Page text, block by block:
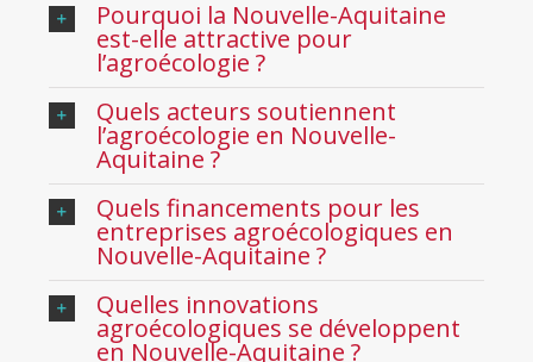
est-elle attractive pour
l’agroécologie ?
Quels acteurs soutiennent
l’agroécologie en Nouvelle-
Aquitaine ?
Quels financements pour les
entreprises agroécologiques en
Nouvelle-Aquitaine ?
Quelles innovations
agroécologiques se développent
en Nouvelle-Aquitaine ?